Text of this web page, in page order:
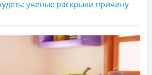
ученые раскрыли причину